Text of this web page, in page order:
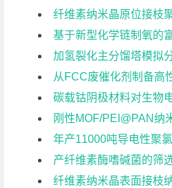
纤维素纳米晶原位接枝聚丙烯腈复合
基于新型化学链制氧的富
加氢裂化主分馏塔模拟
从FCC废催化剂制备高
碳载钴阴极材料对生物
刚性MOF/PEI@PAN纳米复合
年产11000吨导电性聚氯
产纤维素酶嗜碱菌的筛选
纤维素纳米晶表面接枝纳